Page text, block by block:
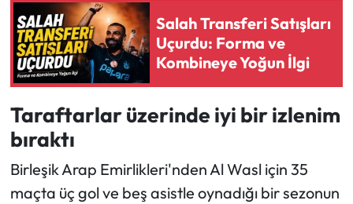
Salah Transferi Satışları
Uçurdu: Forma ve
Kombineye Yoğun İlgi
Taraftarlar üzerinde iyi bir izlenim
bıraktı
Birleşik Arap Emirlikleri'nden Al Wasl için 35
maçta üç gol ve beş asistle oynadığı bir sezonun